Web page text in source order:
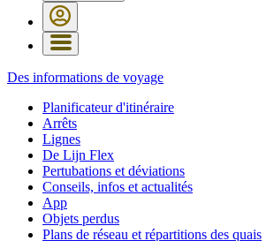
Des informations de voyage
Planificateur d'itinéraire
Arrêts
Lignes
De Lijn Flex
Pertubations et déviations
Conseils, infos et actualités
App
Objets perdus
Plans de réseau et répartitions des quais